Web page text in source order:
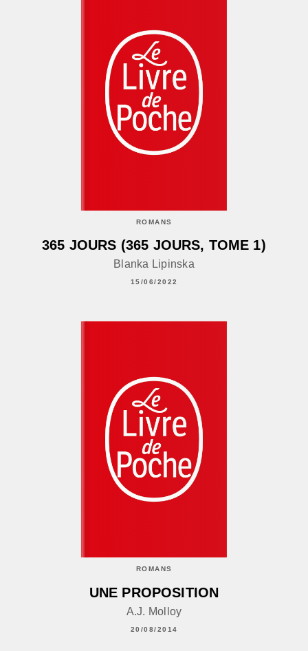
ROMANS
365 JOURS (365 JOURS, TOME 1)
Blanka Lipinska
15/06/2022
ROMANS
UNE PROPOSITION
A.J. Molloy
20/08/2014